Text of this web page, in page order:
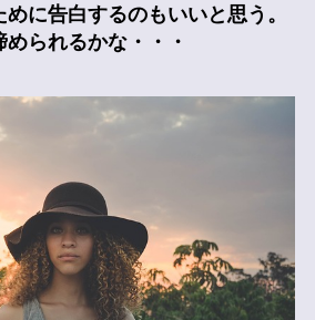
めに告白するのもいいと思う。
られるかな・・・